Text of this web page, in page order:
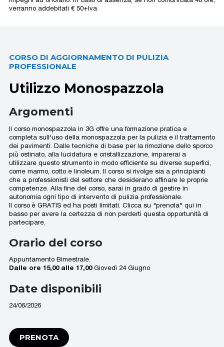
verranno addebitati € 50+Iva
CORSO DI AGGIORNAMENTO DI PULIZIA
PROFESSIONALE
Utilizzo Monospazzola
Argomenti
Il corso monospazzola in 3G offre una formazione pratica e
completa sull'uso della monospazzola per la pulizia e il trattamento
dei pavimenti. Dalle tecniche di base per la rimozione dello sporco
più ostinato, alla lucidatura e cristallizzazione, imparerai a
utilizzare questo strumento in modo efficiente su diverse superfici,
come marmo, cotto e linoleum. Il corso si rivolge sia a principianti
che a professionisti del settore che desiderano affinare le proprie
competenze. Alla fine del corso, sarai in grado di gestire in
autonomia ogni tipo di intervento di pulizia professionale.
Il corso è GRATIS ed ha posti limitati. Clicca su "prenota" qui in
basso per avere la certezza di non perderti questa opportunità di
partecipare.
Orario del corso
Appuntamento Bimestrale.
Dalle ore 15,00 alle 17,00Giovedì 24 Giugno
Date disponibili
24/06/2026
PRENOTA